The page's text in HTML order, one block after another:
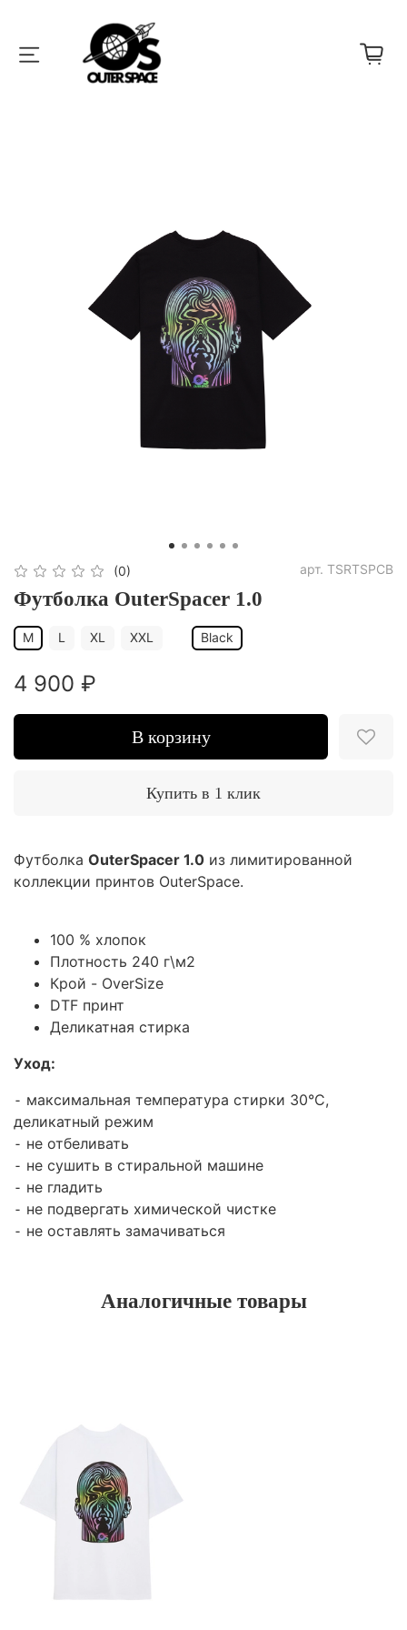
(0) арт. TSRTSPCB
Футболка OuterSpacer 1.0
M L XL XXL Black
4 900 ₽
В корзину
Купить в 1 клик
Футболка OuterSpacer 1.0 из лимитированной
коллекции принтов OuterSpace.
100 % хлопок
Плотность 240 г\м2
Крой - OverSize
DTF принт
Деликатная стирка
Уход:
⁃ максимальная температура стирки 30°C,
деликатный режим
⁃ не отбеливать
⁃ не сушить в стиральной машине
⁃ не гладить
⁃ не подвергать химической чистке
⁃ не оставлять замачиваться
Аналогичные товары